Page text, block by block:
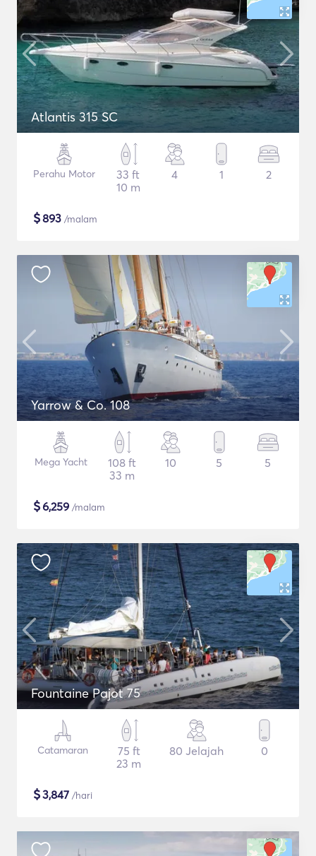
Atlantis 315 SC
Perahu Motor
33 ft
10 m
4 1 2
$893 /malam
Yarrow & Co. 108
Mega Yacht
108 ft
33 m
10 5 5
$6,259 /malam
Fountaine Pajot 75
Catamaran
75 ft
23 m
80 Jelajah 0
$3,847 /hari